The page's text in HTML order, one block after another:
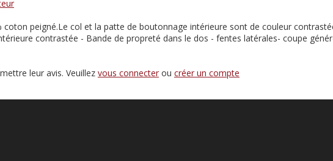
peigné.Le col et la patte de boutonnage intérieure sont de couleur
contrastée - Bande de propreté dans le dos - fentes latérales- coupe
leur avis. Veuillez vous connecter ou créer un compte